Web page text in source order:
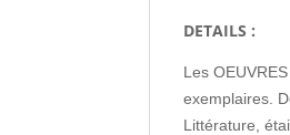
DETAILS :
Les
exemplaires.
Littérature,